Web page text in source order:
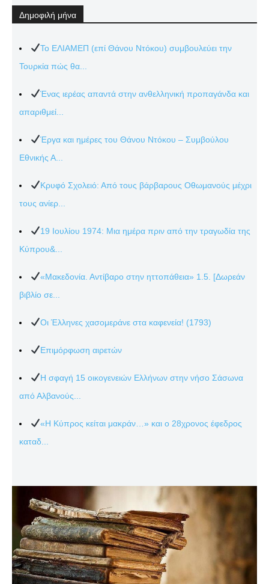
Δημοφιλή μήνα
Το ΕΛΙΑΜΕΠ (επί Θάνου Ντόκου) συμβουλεύει την
Τουρκία πώς θα...
Ένας ιερέας απαντά στην ανθελληνική προπαγάνδα και
απαριθμεί...
Έργα και ημέρες του Θάνου Ντόκου – Συμβούλου
Εθνικής Α...
Κρυφό Σχολειό: Από τους βάρβαρους Οθωμανούς μέχρι
τους ανίερ...
19 Ιουλίου 1974: Μια ημέρα πριν από την τραγωδία της
Κύπρου&...
«Μακεδονία. Αντίβαρο στην ηττοπάθεια» 1.5. [Δωρεάν
βιβλίο σε...
Οι Έλληνες χασομεράνε στα καφενεία! (1793)
Επιμόρφωση αιρετών
Η σφαγή 15 οικογενειών Ελλήνων στην νήσο Σάσωνα
από Αλβανούς...
«Η Κύπρος κείται μακράν…» και ο 28χρονος έφεδρος
καταδ...